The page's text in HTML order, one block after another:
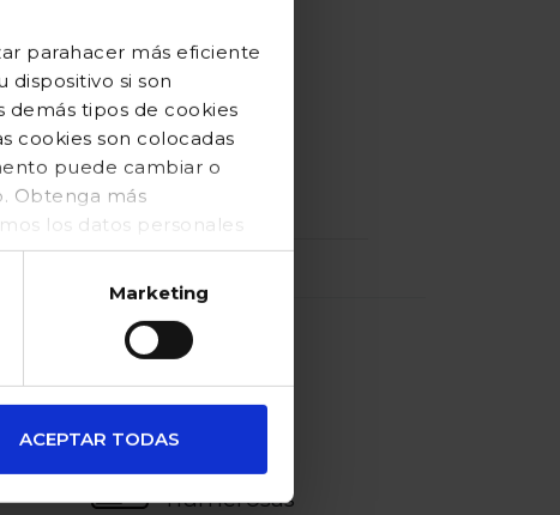
parahacer más eficiente
dispositivo si son
demás tipos de cookies
cookies son colocadas
puede cambiar o
Obtenga más
los datos personales
Marketing
ACEPTAR TODAS
familias
numerosas